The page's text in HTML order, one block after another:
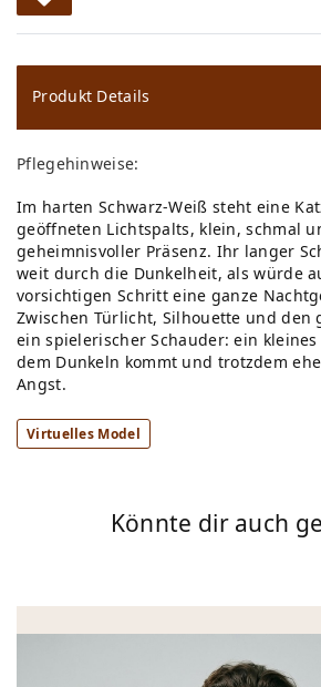
W
u
ns
ch
lis
te
Produkt Details
Pflegehinweise:
Im harten Schwarz-Weiß steht eine
geöffneten Lichtspalts, klein, schmal
geheimnisvoller Präsenz. Ihr langer
weit durch die Dunkelheit, als würde
vorsichtigen Schritt eine ganze
Zwischen Türlicht, Silhouette und den
ein spielerischer Schauder: ein kleines
dem Dunkeln kommt und trotzdem
Angst.
Virtuelles Model
Könnte dir auch